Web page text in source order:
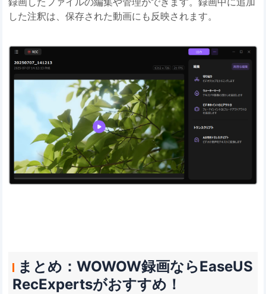
した注釈は、保存された動画にも反映されます。
まとめ：WOWOW録画ならEaseUS
RecExpertsがおすすめ！